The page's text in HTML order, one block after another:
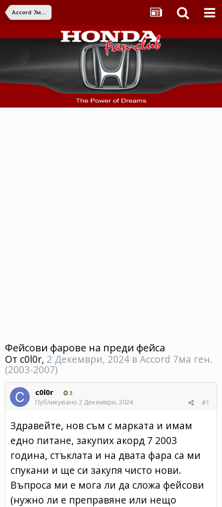
Accord 7ма ген. (2003-2007)
Фейсови фарове на преди фейса
От c0l0r, 2 Декември, 2024 вAccord 7ма ген.
(2003-2007)
c0l0r 3
#1
Публикувано 2 Декември, 2024
Здравейте, нов съм с марката и имам
едно питане, закупих акорд 7 2003
година, стъклата и на двата фара са ми
спукани и ще си закупя чисто нови.
Въпроса ми е мога ли да сложа фейсови
(нужно ли е преправяне или нещо